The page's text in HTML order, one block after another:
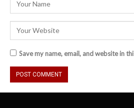
Save my name, email, and website in